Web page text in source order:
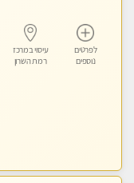
לפרטים
נוספים
עיסוי במרכז
רמת השרון